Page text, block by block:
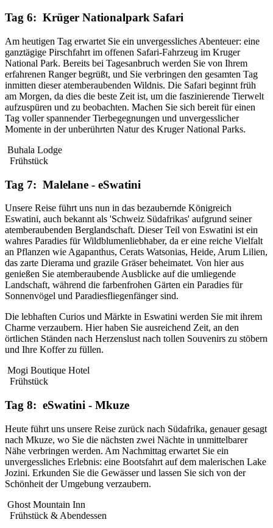
Tag 6: Krüger Nationalpark Safari
Am heutigen Tag erwartet Sie ein unvergessliches Abenteuer: eine
ganztägige Pirschfahrt im offenen Safari-Fahrzeug im Kruger
National Park. Bereits bei Tagesanbruch werden Sie von Ihrem
erfahrenen Ranger begrüßt, und Sie verbringen den gesamten Tag
inmitten dieser atemberaubenden Wildnis. Die Safari beginnt früh
am Morgen, da dies die beste Zeit ist, um die faszinierende Tierwelt
aufzuspüren und zu beobachten. Machen Sie sich bereit für einen
Tag voller spannender Tierbegegnungen und unvergesslicher
Momente in der unberührten Natur des Kruger National Parks.
Buhala Lodge
Frühstück
Tag 7: Malelane - eSwatini
Unsere Reise führt uns nun in das bezaubernde Königreich
Eswatini, auch bekannt als 'Schweiz Südafrikas' aufgrund seiner
atemberaubenden Berglandschaft. Dieser Teil von Eswatini ist ein
wahres Paradies für Wildblumenliebhaber, da er eine reiche Vielfalt
an Pflanzen wie Agapanthus, Cerats Watsonias, Heide, Arum Lilien,
das zarte Dierama und grazile Gräser beheimatet. Von hier aus
genießen Sie atemberaubende Ausblicke auf die umliegende
Landschaft, während die farbenfrohen Gärten ein Paradies für
Sonnenvögel und Paradiesfliegenfänger sind.
Die lebhaften Curios und Märkte in Eswatini werden Sie mit ihrem
Charme verzaubern. Hier haben Sie ausreichend Zeit, an den
örtlichen Ständen nach Herzenslust nach tollen Souvenirs zu stöbern
und Ihre Koffer zu füllen.
Mogi Boutique Hotel
Frühstück
Tag 8: eSwatini - Mkuze
Heute führt uns unsere Reise zurück nach Südafrika, genauer gesagt
nach Mkuze, wo Sie die nächsten zwei Nächte in unmittelbarer
Nähe verbringen werden. Am Nachmittag erwartet Sie ein
unvergessliches Erlebnis: eine Bootsfahrt auf dem malerischen Lake
Jozini. Erkunden Sie die Gewässer und lassen Sie sich von der
Schönheit der Umgebung verzaubern.
Ghost Mountain Inn
Frühstück & Abendessen